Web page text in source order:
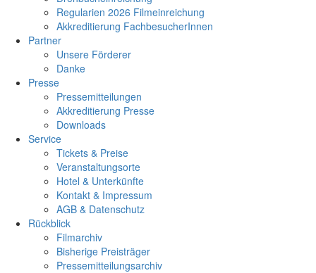
Regularien 2026 Filmeinreichung
Akkreditierung FachbesucherInnen
Partner
Unsere Förderer
Danke
Presse
Pressemitteilungen
Akkreditierung Presse
Downloads
Service
Tickets & Preise
Veranstaltungsorte
Hotel & Unterkünfte
Kontakt & Impressum
AGB & Datenschutz
Rückblick
Filmarchiv
Bisherige Preisträger
Pressemitteilungsarchiv